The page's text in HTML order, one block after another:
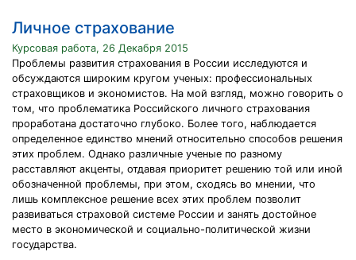
Личное страхование
Курсовая работа, 26 Декабря 2015
Проблемы развития страхования в России исследуются и
обсуждаются широким кругом ученых: профессиональных
страховщиков и экономистов. На мой взгляд, можно говорить о
том, что проблематика Российского личного страхования
проработана достаточно глубоко. Более того, наблюдается
определенное единство мнений относительно способов решения
этих проблем. Однако различные ученые по разному
расставляют акценты, отдавая приоритет решению той или иной
обозначенной проблемы, при этом, сходясь во мнении, что
лишь комплексное решение всех этих проблем позволит
развиваться страховой системе России и занять достойное
место в экономической и социально-политической жизни
государства.